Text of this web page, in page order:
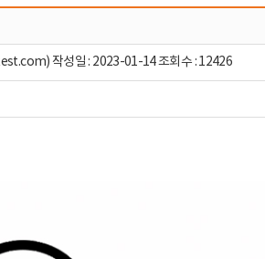
작성일 : 2023-01-14 조회수 : 12426